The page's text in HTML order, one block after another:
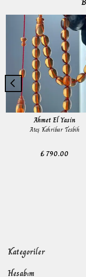
Ahmet El Yasin
Ateş Kehribar Tesbih
₺ 790.00
Kategoriler
Hesabım